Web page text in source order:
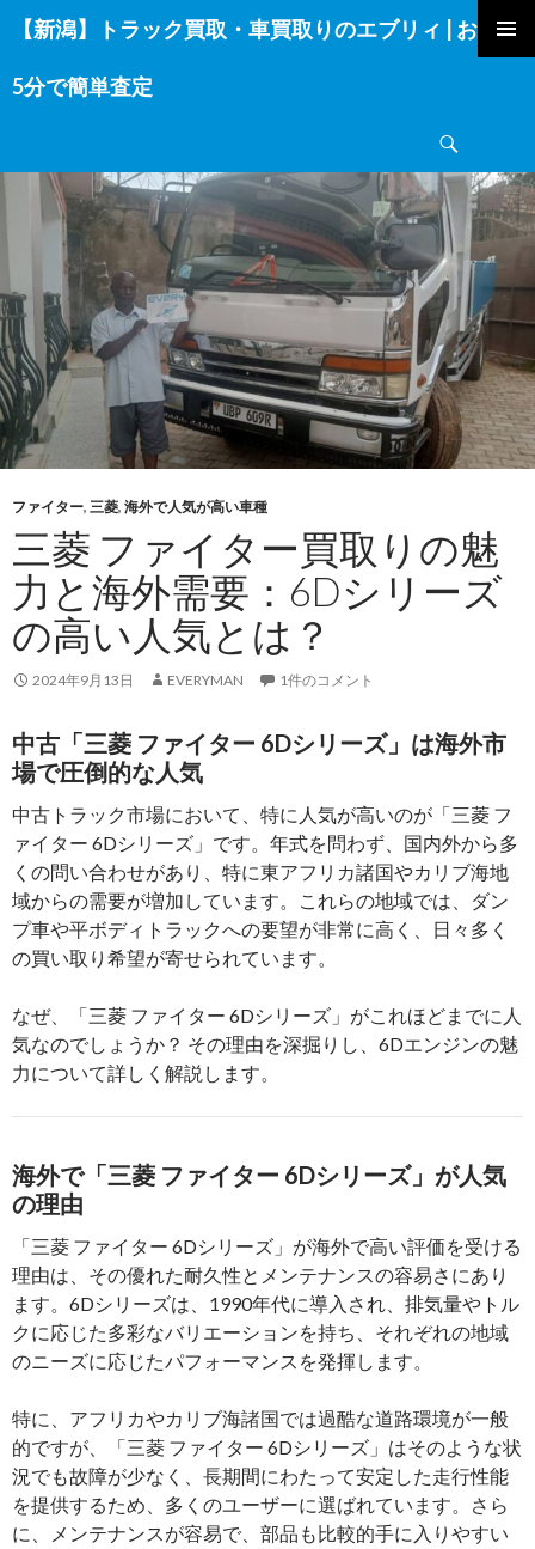
【新潟】トラック買取・車買取りのエブリィ | お電話
5分で簡単査定
ン
テ
へ
ファイター, 三菱, 海外で人気が高い車種
三菱 ファイター買取りの魅
力と海外需要：6Dシリーズ
の高い人気とは？
2024年9月13日 EVERYMAN 1件のコメント
中古「三菱 ファイター 6Dシリーズ」は海外市
場で圧倒的な人気
中古トラック市場において、特に人気が高いのが「三菱 フ
ァイター 6Dシリーズ」です。年式を問わず、国内外から多
くの問い合わせがあり、特に東アフリカ諸国やカリブ海地
域からの需要が増加しています。これらの地域では、ダン
プ車や平ボディトラックへの要望が非常に高く、日々多く
の買い取り希望が寄せられています。
なぜ、「三菱 ファイター 6Dシリーズ」がこれほどまでに人
気なのでしょうか？ その理由を深掘りし、6Dエンジンの魅
力について詳しく解説します。
海外で「三菱 ファイター 6Dシリーズ」が人気
の理由
「三菱 ファイター 6Dシリーズ」が海外で高い評価を受ける
理由は、その優れた耐久性とメンテナンスの容易さにあり
ます。6Dシリーズは、1990年代に導入され、排気量やトル
クに応じた多彩なバリエーションを持ち、それぞれの地域
のニーズに応じたパフォーマンスを発揮します。
特に、アフリカやカリブ海諸国では過酷な道路環境が一般
的ですが、「三菱 ファイター 6Dシリーズ」はそのような状
況でも故障が少なく、長期間にわたって安定した走行性能
を提供するため、多くのユーザーに選ばれています。さら
に、メンテナンスが容易で、部品も比較的手に入りやすい